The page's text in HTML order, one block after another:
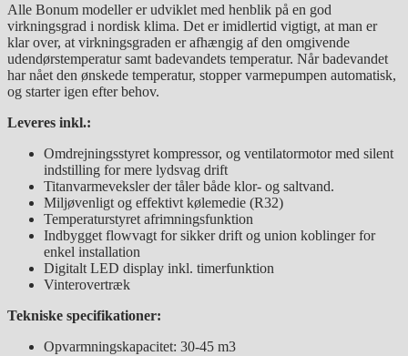
Alle Bonum modeller er udviklet med henblik på en god
virkningsgrad i nordisk klima. Det er imidlertid vigtigt, at man er
klar over, at virkningsgraden er afhængig af den omgivende
udendørstemperatur samt badevandets temperatur. Når badevandet
har nået den ønskede temperatur, stopper varmepumpen automatisk,
og starter igen efter behov.
Leveres inkl.:
Omdrejningsstyret kompressor, og ventilatormotor med silent
indstilling for mere lydsvag drift
Titanvarmeveksler der tåler både klor- og saltvand.
Miljøvenligt og effektivt kølemedie (R32)
Temperaturstyret afrimningsfunktion
Indbygget flowvagt for sikker drift og union koblinger for
enkel installation
Digitalt LED display inkl. timerfunktion
Vinterovertræk
Tekniske specifikationer:
Opvarmningskapacitet: 30-45 m3